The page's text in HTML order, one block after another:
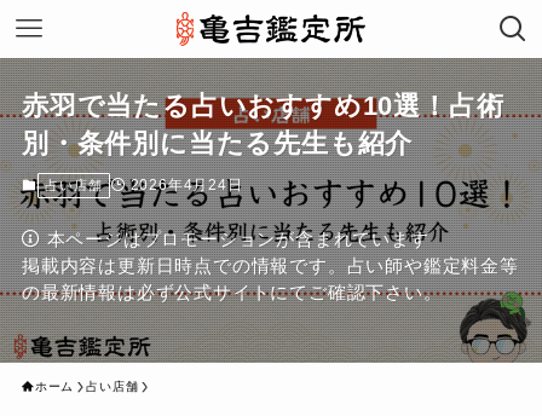
赤羽で当たる占いおすすめ10選！占術
別・条件別に当たる先生も紹介
占い店舗 2026年4月24日
本ページはプロモーションが含まれています
掲載内容は更新日時点での情報です。占い師や鑑定料金等
の最新情報は必ず公式サイトにてご確認下さい。
ホーム 占い店舗